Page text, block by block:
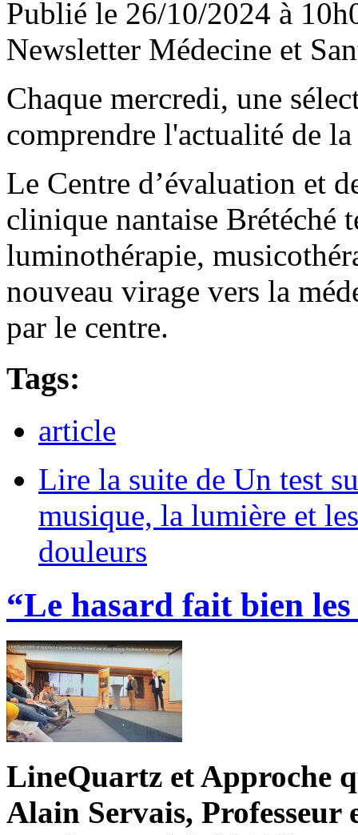
Publié le 26/10/2024 à
Newsletter Médecine et
Chaque mercredi, une
comprendre l'actualité de la
Le Centre d’évaluation et
clinique nantaise Brétéché
luminothérapie,
nouveau virage vers la
par le centre.
Tags:
article
Lire la suite de Un test
musique, la lumière et
douleurs
“Le hasard fait bien les
LineQuartz et Approche
Alain Servais, Professeur